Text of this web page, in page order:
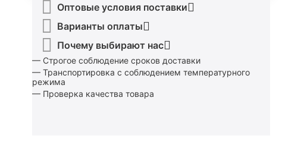
Оптовые условия поставки
Варианты оплаты
Почему выбирают нас
— Строгое соблюдение сроков доставки
— Транспортировка с соблюдением температурного
режима
— Проверка качества товара